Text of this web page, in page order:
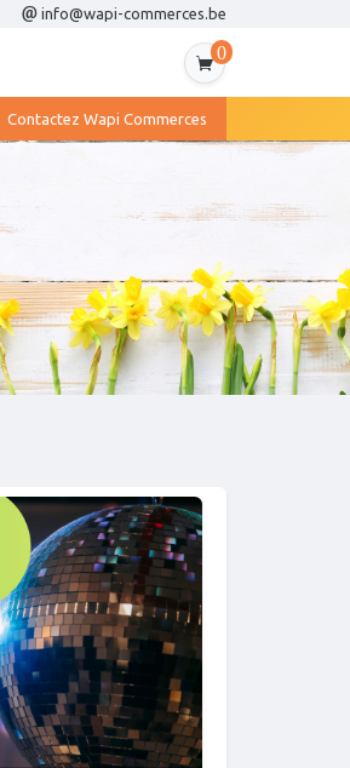
info@wapi-commerces.be
0
Contactez Wapi Commerces